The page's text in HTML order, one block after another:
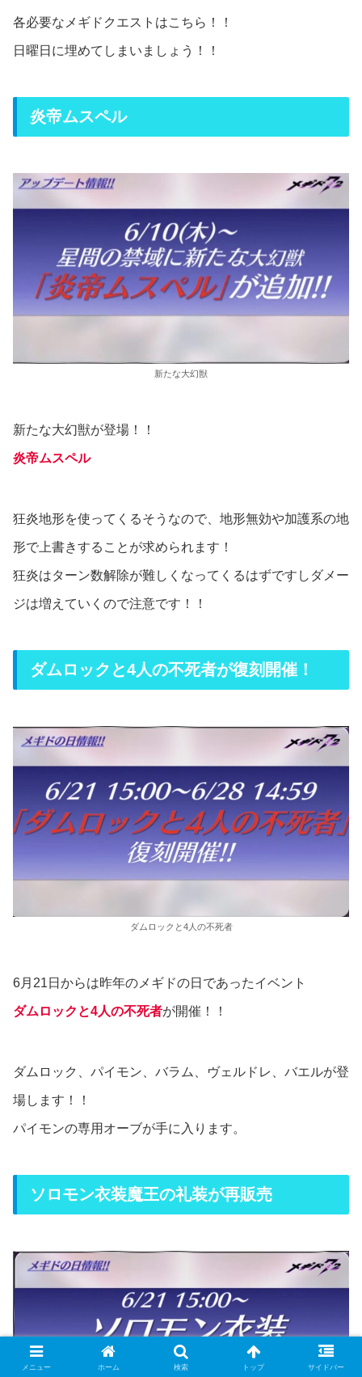
各必要なメギドクエストはこちら！！
日曜日に埋めてしまいましょう！！
炎帝ムスペル
新たな大幻獣
新たな大幻獣が登場！！
炎帝ムスペル
狂炎地形を使ってくるそうなので、地形無効や加護系の地
形で上書きすることが求められます！
狂炎はターン数解除が難しくなってくるはずですしダメー
ジは増えていくので注意です！！
ダムロックと4人の不死者が復刻開催！
ダムロックと4人の不死者
6月21日からは昨年のメギドの日であったイベント
ダムロックと4人の不死者が開催！！
ダムロック、パイモン、バラム、ヴェルドレ、バエルが登
場します！！
パイモンの専用オーブが手に入ります。
ソロモン衣装魔王の礼装が再販売
メニュー ホーム 検索 トップ サイドバー